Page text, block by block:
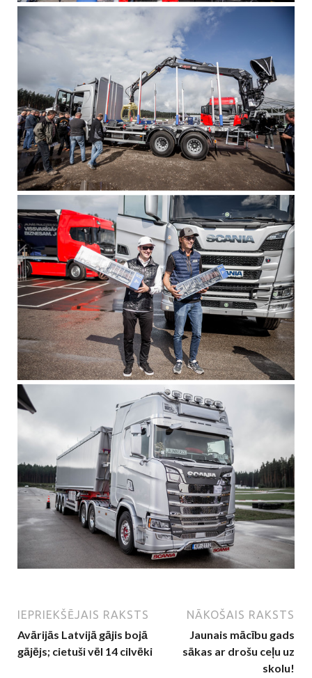
IEPRIEKŠĒJAIS RAKSTS
Avārijās Latvijā gājis bojā
gājējs; cietuši vēl 14 cilvēki
NĀKOŠAIS RAKSTS
Jaunais mācību gads
sākas ar drošu ceļu uz
skolu!